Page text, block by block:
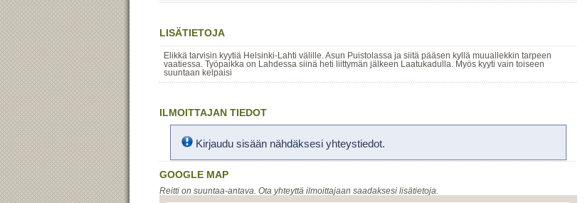
LISÄTIETOJA
Elikkä tarvisin kyytiä Helsinki-Lahti välille. Asun Puistolassa ja siitä pääsen kyllä muuallekkin tarpeen
vaatiessa. Työpaikka on Lahdessa siinä heti liittymän jälkeen Laatukadulla. Myös kyyti vain toiseen
suuntaan kelpaisi
ILMOITTAJAN TIEDOT
Kirjaudu sisään nähdäksesi yhteystiedot.
GOOGLE MAP
Reitti on suuntaa-antava. Ota yhteyttä ilmoittajaan saadaksesi lisätietoja.